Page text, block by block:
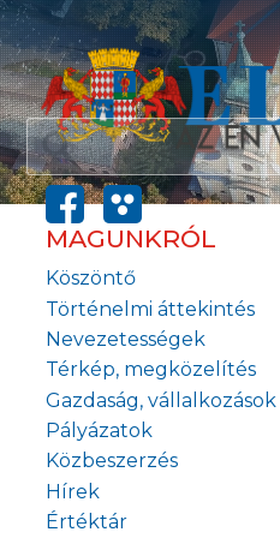
MAGUNKRÓL
Köszöntő
Történelmi áttekintés
Nevezetességek
Térkép, megközelítés
Gazdaság, vállalkozások
Pályázatok
Közbeszerzés
Hírek
Értéktár